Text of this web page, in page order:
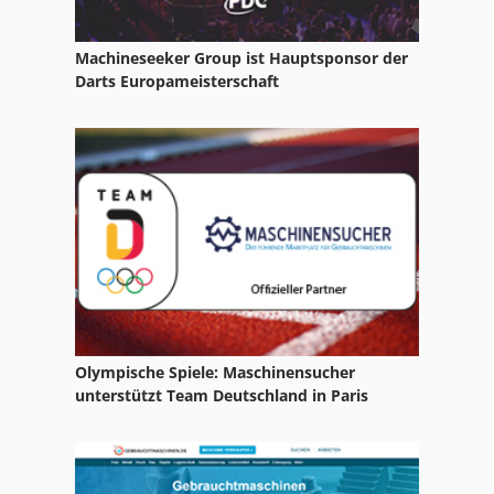
Ng 200
Nutzfahrzeuge
T Nutenplatte
T-Nut
Machineseeker Group ist Hauptsponsor der
Darts Europameisterschaft
Olympische Spiele: Maschinensucher
unterstützt Team Deutschland in Paris